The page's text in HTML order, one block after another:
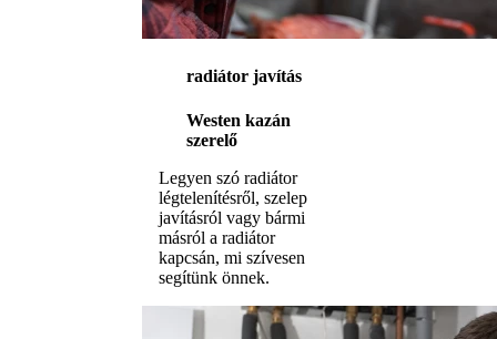
radiátor javítás
Westen kazán
szerelő
Legyen szó radiátor
légtelenítésről, szelep
javításról vagy bármi
másról a radiátor
kapcsán, mi szívesen
segítünk önnek.